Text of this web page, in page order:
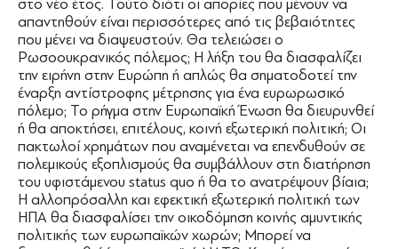
στο νέο έτος. Τούτο διότι οι απορίες που μένουν να
απαντηθούν είναι περισσότερες από τις βεβαιότητες
που μένει να διαψευστούν. Θα τελειώσει ο
Ρωσοουκρανικός πόλεμος; Η λήξη του θα διασφαλίζει
την ειρήνη στην Ευρώπη ή απλώς θα σηματοδοτεί την
έναρξη αντίστροφης μέτρησης για ένα ευρωρωσικό
πόλεμο; Το ρήγμα στην Ευρωπαϊκή Ένωση θα διευρυνθεί
ή θα αποκτήσει, επιτέλους, κοινή εξωτερική πολιτική; Οι
πακτωλοί χρημάτων που αναμένεται να επενδυθούν σε
πολεμικούς εξοπλισμούς θα συμβάλλουν στη διατήρηση
του υφιστάμενου status quo ή θα το ανατρέψουν βίαια;
Η αλλοπρόσαλλη και εφεκτική εξωτερική πολιτική των
ΗΠΑ θα διασφαλίσει την οικοδόμηση κοινής αμυντικής
πολιτικής των ευρωπαϊκών χωρών; Μπορεί να